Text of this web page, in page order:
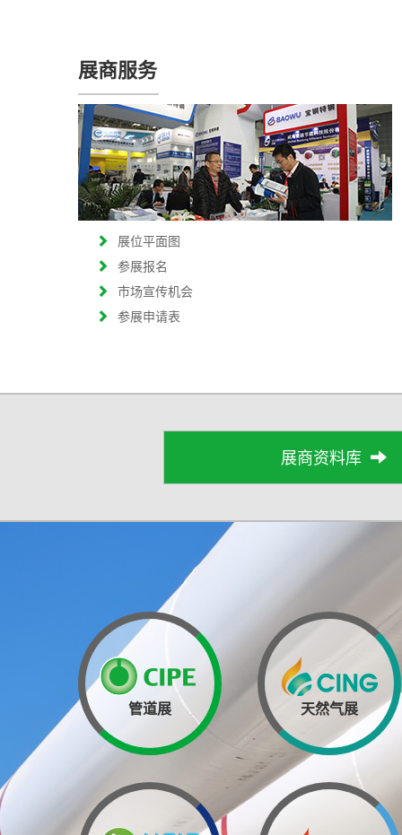
展商服务
展位平面图
参展报名
市场宣传机会
参展申请表
展商资料库
管道展 天然气展